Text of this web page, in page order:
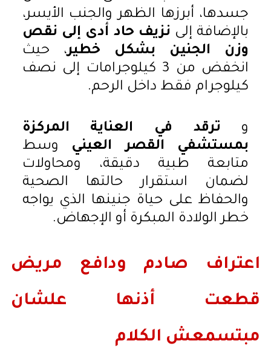
جسدها، أبرزها الظهر والجنب الأيسر،
بالإضافة إلى نزيف حاد أدى إلى نقص
وزن الجنين بشكل خطير، حيث
انخفض من 3 كيلوجرامات إلى نصف
كيلوجرام فقط داخل الرحم.
و ترقد في العناية المركزة
بمستشفي القصر العيني وسط
متابعة طبية دقيقة، ومحاولات
لضمان استقرار حالتها الصحية
والحفاظ على حياة جنينها الذي يواجه
خطر الولادة المبكرة أو الإجهاض.
اعتراف صادم ودافع مريض
قطعت أذنها علشان
مبتسمعش الكلام